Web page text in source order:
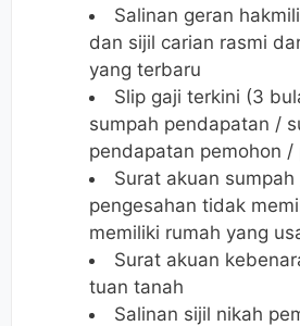
Salinan geran
dan sijil carian rasmi
yang terbaru
Slip gaji terkini (3
sumpah pendapatan /
pendapatan pemohon
Surat akuan
pengesahan tidak
memiliki rumah yang
Surat akuan
tuan tanah
Salinan sijil nikah